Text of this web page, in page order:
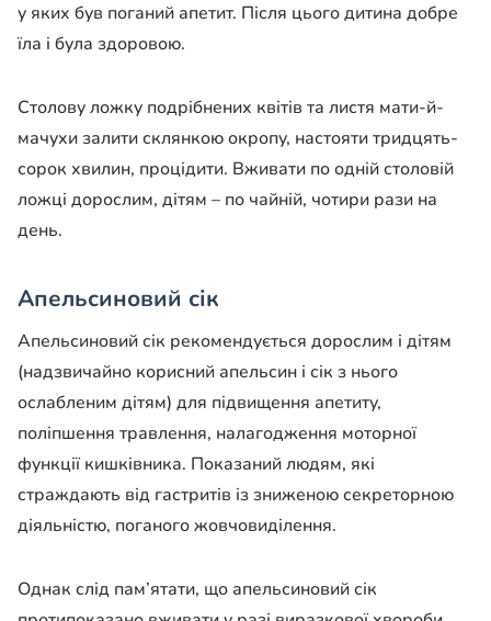
у яких був поганий апетит. Після цього дитина добре
їла і була здоровою.
Столову ложку подрібнених квітів та листя мати-й-
мачухи залити склянкою окропу, настояти тридцять-
сорок хвилин, процідити. Вживати по одній столовій
ложці дорослим, дітям – по чайній, чотири рази на
день.
Апельсиновий сік
Апельсиновий сік рекомендується дорослим і дітям
(надзвичайно корисний апельсин і сік з нього
ослабленим дітям) для підвищення апетиту,
поліпшення травлення, налагодження моторної
функції кишківника. Показаний людям, які
страждають від гастритів із зниженою секреторною
діяльністю, поганого жовчовиділення.
Однак слід пам’ятати, що апельсиновий сік